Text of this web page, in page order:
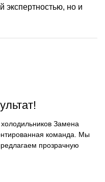
но и
Замена
команда. Мы
прозрачную